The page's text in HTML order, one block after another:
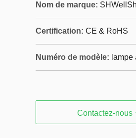
Nom de marque:
Certification: CE & RoHS
Numéro de modèle: lampe
Contactez-nous